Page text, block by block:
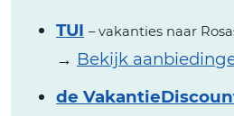
TUI – vakanties naar
→ Bekijk
de